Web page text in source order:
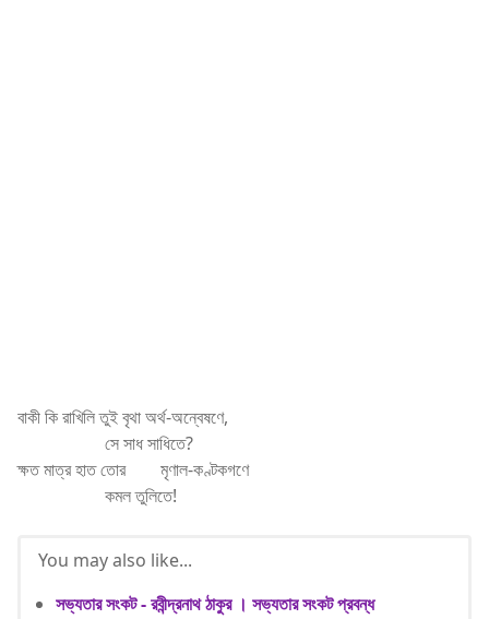
বাকী কি রাখিলি তুই বৃথা অর্থ-অন্বেষণে,
সে সাধ সাধিতে?
ক্ষত মাত্র হাত তোর
মৃণাল-কণ্টকগণে
কমল তুলিতে!
You may also like...
সভ্যতার সংকট - রবীন্দ্রনাথ ঠাকুর । সভ্যতার সংকট প্রবন্ধ